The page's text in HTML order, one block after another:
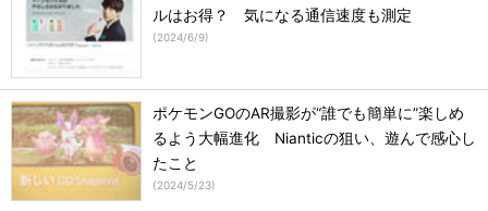
ルはお得？ 気になる通信速度も測定
(2024/6/9)
ポケモンGOのAR撮影が“誰でも簡単に”楽しめ
るよう大幅進化 Nianticの狙い、遊んで感心し
たこと
(2024/5/23)